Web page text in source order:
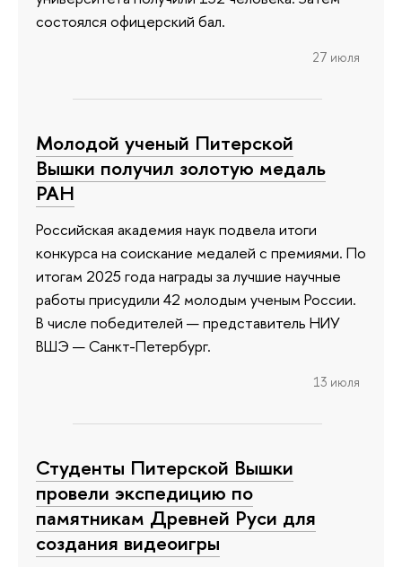
состоялся офицерский бал.
27 июля
Молодой ученый Питерской
Вышки получил золотую медаль
РАН
Российская академия наук подвела итоги
конкурса на соискание медалей с премиями. По
итогам 2025 года награды за лучшие научные
работы присудили 42 молодым ученым России.
В числе победителей — представитель НИУ
ВШЭ — Санкт-Петербург.
13 июля
Студенты Питерской Вышки
провели экспедицию по
памятникам Древней Руси для
создания видеоигры